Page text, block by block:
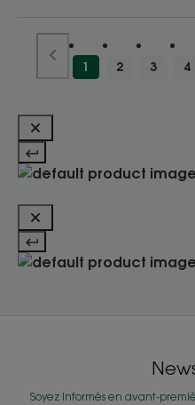
1 2 3 4
Soyez informés en avant-